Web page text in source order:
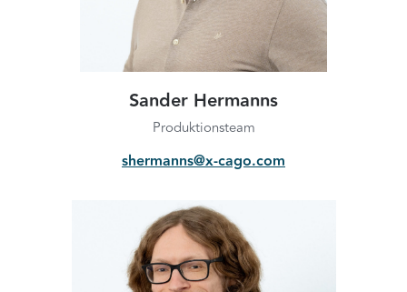
Sander Hermanns
Produktionsteam
shermanns@x-cago.com